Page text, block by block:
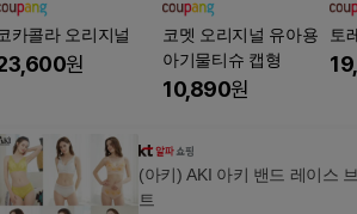
카콜라 오리지널
원
코멧 오리지널 유아용
아기물티슈 캡형
10,890원
토
(아키) AKI 아키 밴드 레이스
트